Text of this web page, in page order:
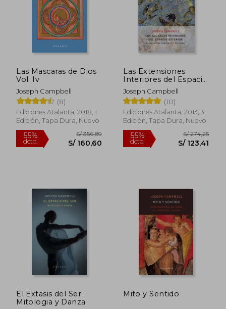
55%
dcto. S/ 143,69
55%
dcto. S/
Las Mascaras de Dios
Vol. Iv
Joseph Campbell
(8)
Ediciones Atalanta, 2018, 1
Edición, Tapa Dura, Nuevo
Las Extensiones
Interiores del Espacio
Exterior
Joseph Campbell
(10)
Ediciones Atalanta, 2013, 3
Edición, Tapa Dura, Nuevo
El Extasis del Ser:
Mitologia y Danza
Mito y Sentido